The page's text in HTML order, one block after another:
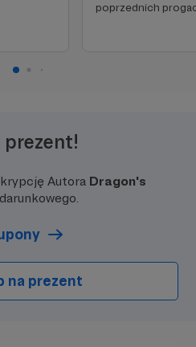
poprzednich
prezent!
Autora Dragon's
na prezent